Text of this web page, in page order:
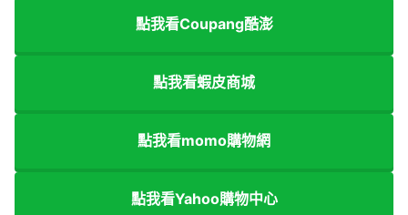
點我看Coupang酷澎
點我看蝦皮商城
點我看momo購物網
點我看Yahoo購物中心